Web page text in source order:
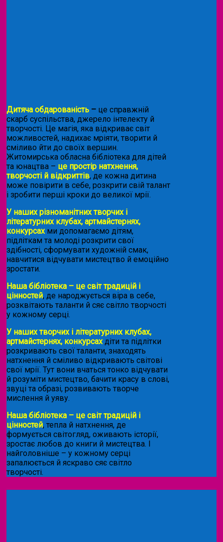
Дитяча обдарованість – це справжній
скарб суспільства, джерело інтелекту й
творчості. Це магія, яка відкриває світ
можливостей, надихає мріяти, творити й
сміливо йти до своїх вершин.
Житомирська обласна бібліотека для дітей
та юнацтва – це простір натхнення,
творчості й відкриттів, де кожна дитина
може повірити в себе, розкрити свій талант
і зробити перші кроки до великої мрії.
У наших різноманітних творчих і
літературних клубах, артмайстернях,
конкурсахми допомагаємо дітям,
підліткам та молоді розкрити свої
здібності, сформувати художній смак,
навчитися відчувати мистецтво й емоційно
зростати.
Наша бібліотека – це світ традицій і
цінностей, де народжується віра в себе,
розквітають таланти й сяє світло творчості
у кожному серці.
У наших творчих і літературних клубах,
артмайстернях, конкурсахдіти та підлітки
розкривають свої таланти, знаходять
натхнення й сміливо відкривають світові
свої мрії. Тут вони вчаться тонко відчувати
й розуміти мистецтво, бачити красу в слові,
звуці та образі, розвивають творче
мислення й уяву.
Наша бібліотека – це світ традицій і
цінностей, тепла й натхнення, де
формується світогляд, оживають історії,
зростає любов до книги й мистецтва. І
найголовніше – у кожному серці
запалюється й яскраво сяє світло
творчості.